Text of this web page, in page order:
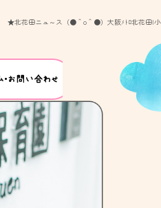
★北花田ニュ～ス（●＾o＾●）大阪ﾒﾄﾛ北花田|